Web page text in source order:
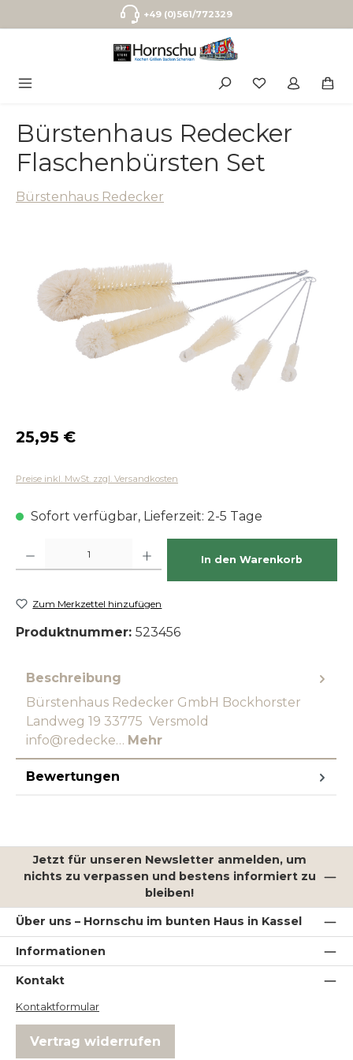
Zum Hauptinhalt springen+49 (0)561/772329
Bürstenhaus Redecker
Flaschenbürsten Set
Bürstenhaus Redecker
Regulärer Preis:
25,95 €
Preise inkl. MwSt. zzgl. Versandkosten
Sofort verfügbar, Lieferzeit: 2-5 Tage
In den Warenkorb
Zum Merkzettel hinzufügen
Produktnummer: 523456
Beschreibung
Bürstenhaus Redecker GmbH Bockhorster
Landweg 19 33775 Versmold
info@redecke… Mehr
Bewertungen
Jetzt für unseren Newsletter anmelden, um
nichts zu verpassen und bestens informiert zu
bleiben!
Über uns – Hornschu im bunten Haus in Kassel
Informationen
Kontakt
Kontaktformular
Vertrag widerrufen